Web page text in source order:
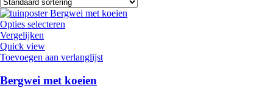
Opties selecteren
Vergelijken
Quick view
Toevoegen aan verlanglijst
Bergwei met koeien